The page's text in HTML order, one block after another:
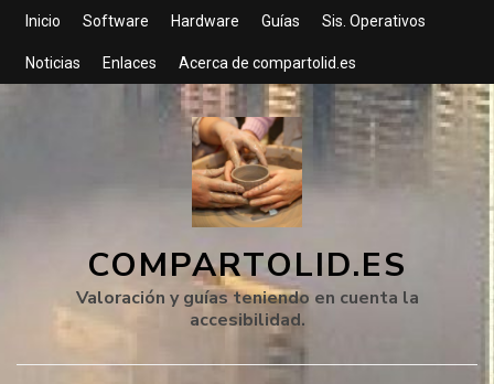
Inicio Software Hardware Guías Sis. Operativos
Noticias Enlaces Acerca de compartolid.es
COMPARTOLID.ES
Valoración y guías teniendo en cuenta la
accesibilidad.